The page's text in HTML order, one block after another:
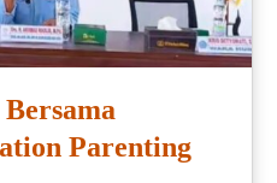
Parenting